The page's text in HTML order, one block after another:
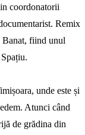
coordonatorii
Remix
fiind unul
unde este și
Atunci când
de grădina din